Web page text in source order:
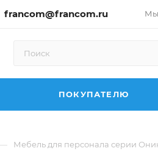
francom@francom.ru Мы
ПОКУПАТЕЛЮ
Мебель для персонала серии